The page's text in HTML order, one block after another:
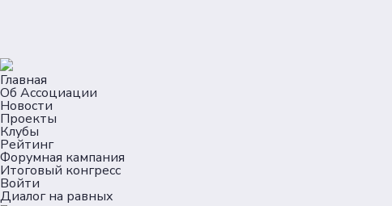
Главная
Об Ассоциации
Новости
Проекты
Клубы
Рейтинг
Форумная кампания
Итоговый конгресс
Войти
Диалог на равных